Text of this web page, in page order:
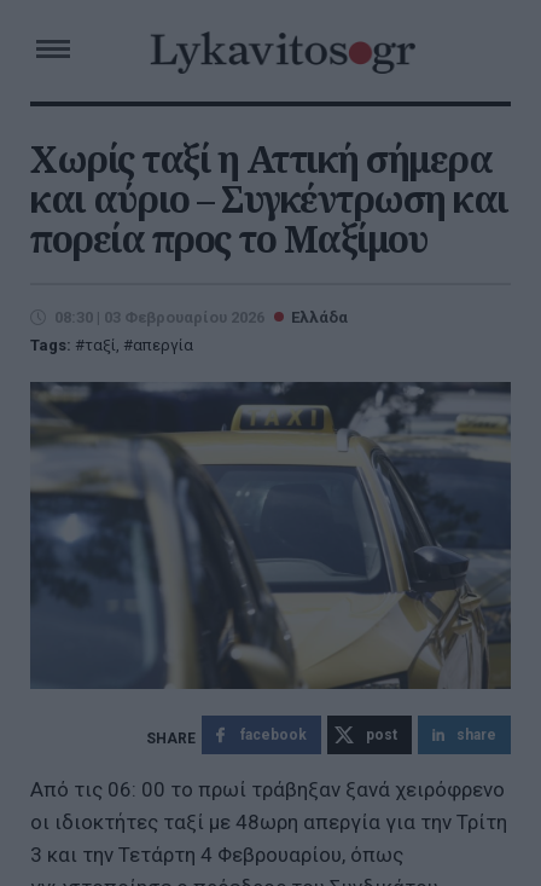
Χωρίς ταξί η Αττική σήμερα
και αύριο – Συγκέντρωση και
πορεία προς το Μαξίμου
08:30 | 03 Φεβρουαρίου 2026
Ελλάδα
Tags:
ταξί, απεργία
facebook post share
Από τις 06: 00 το πρωί τράβηξαν ξανά χειρόφρενο
οι ιδιοκτήτες ταξί με 48ωρη απεργία για την Τρίτη
3 και την Τετάρτη 4 Φεβρουαρίου, όπως